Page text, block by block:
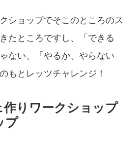
ショップでそこのところのス
たところですし、「できる
ない、「やるか、やらない
もとレッツチャレンジ！
作りワークショップ
プ